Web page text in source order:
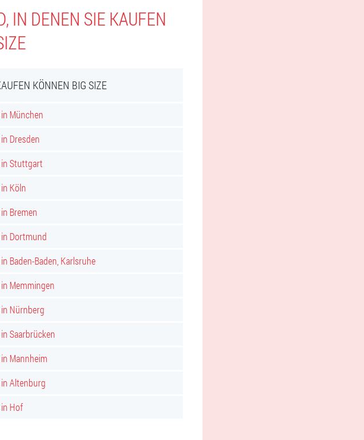
IN DENEN SIE KAUFEN
KÖNNEN BIG SIZE
in München
Dresden
in Stuttgart
Köln
Bremen
in Dortmund
in Baden-Baden, Karlsruhe
in Memmingen
in Nürnberg
in Saarbrücken
in Mannheim
in Altenburg
in Hof